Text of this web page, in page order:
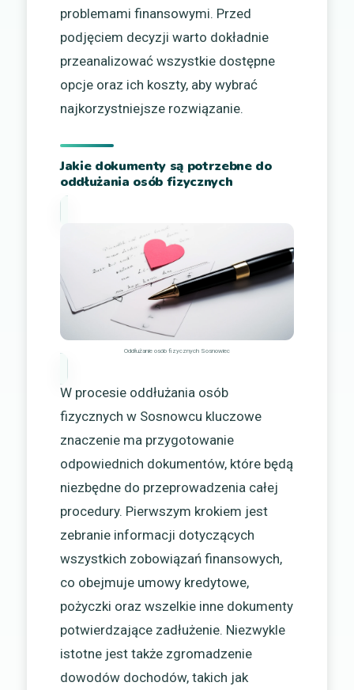
problemami finansowymi. Przed
podjęciem decyzji warto dokładnie
przeanalizować wszystkie dostępne
opcje oraz ich koszty, aby wybrać
najkorzystniejsze rozwiązanie.
Jakie dokumenty są potrzebne do
oddłużania osób fizycznych
Oddłużanie osób fizycznych Sosnowiec
W procesie oddłużania osób
fizycznych w Sosnowcu kluczowe
znaczenie ma przygotowanie
odpowiednich dokumentów, które będą
niezbędne do przeprowadzenia całej
procedury. Pierwszym krokiem jest
zebranie informacji dotyczących
wszystkich zobowiązań finansowych,
co obejmuje umowy kredytowe,
pożyczki oraz wszelkie inne dokumenty
potwierdzające zadłużenie. Niezwykle
istotne jest także zgromadzenie
dowodów dochodów, takich jak